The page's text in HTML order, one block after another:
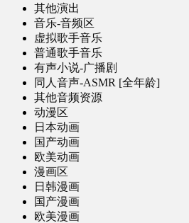
其他演出
音乐-音频区
虚拟歌手音乐
普通歌手音乐
有声小说-广播剧
同人音声-ASMR [全年龄]
其他音频资源
动漫区
日本动画
国产动画
欧美动画
漫画区
日韩漫画
国产漫画
欧美漫画